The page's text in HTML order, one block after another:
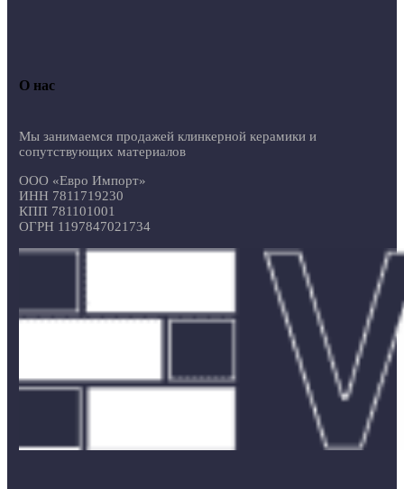
О нас
Мы занимаемся продажей клинкерной керамики и
сопутствующих материалов
ООО «Евро Импорт»
ИНН 7811719230
КПП 781101001
ОГРН 1197847021734